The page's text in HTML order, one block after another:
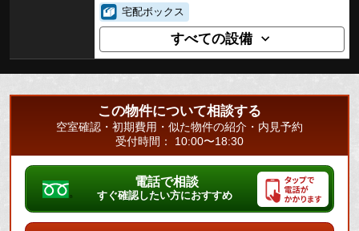
宅配ボックス
すべての設備
この物件について相談する
空室確認・初期費用・似た物件の紹介・内見予約
受付時間： 10:00〜18:30
電話で相談
すぐ確認したい方におすすめ